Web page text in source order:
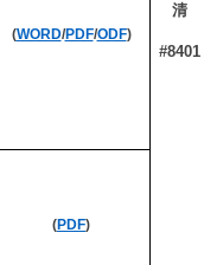
清
#8401
(WORD/PDF/ODF)
(PDF)